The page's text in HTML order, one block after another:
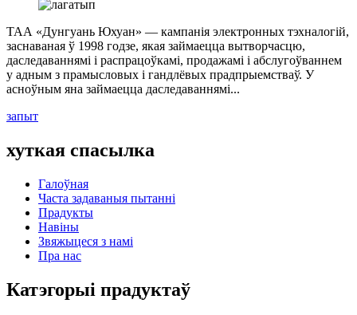
ТАА «Дунгуань Юхуан» — кампанія электронных тэхналогій,
заснаваная ў 1998 годзе, якая займаецца вытворчасцю,
даследаваннямі і распрацоўкамі, продажамі і абслугоўваннем
у адным з прамысловых і гандлёвых прадпрыемстваў. У
асноўным яна займаецца даследаваннямі...
запыт
хуткая спасылка
Галоўная
Часта задаваныя пытанні
Прадукты
Навіны
Звяжыцеся з намі
Пра нас
Катэгорыі прадуктаў